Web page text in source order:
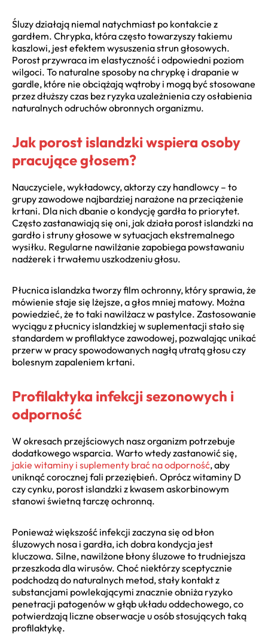
Śluzy działają niemal natychmiast po kontakcie z
gardłem. Chrypka, która często towarzyszy takiemu
kaszlowi, jest efektem wysuszenia strun głosowych.
Porost przywraca im elastyczność i odpowiedni poziom
wilgoci. To naturalne sposoby na chrypkę i drapanie w
gardle, które nie obciążają wątroby i mogą być stosowane
przez dłuższy czas bez ryzyka uzależnienia czy osłabienia
naturalnych odruchów obronnych organizmu.
Jak porost islandzki wspiera osoby
pracujące głosem?
Nauczyciele, wykładowcy, aktorzy czy handlowcy – to
grupy zawodowe najbardziej narażone na przeciążenie
krtani. Dla nich dbanie o kondycję gardła to priorytet.
Często zastanawiają się oni, jak działa porost islandzki na
gardło i struny głosowe w sytuacjach ekstremalnego
wysiłku. Regularne nawilżanie zapobiega powstawaniu
nadżerek i trwałemu uszkodzeniu głosu.
Płucnica islandzka tworzy film ochronny, który sprawia, że
mówienie staje się lżejsze, a głos mniej matowy. Można
powiedzieć, że to taki nawilżacz w pastylce. Zastosowanie
wyciągu z płucnicy islandzkiej w suplementacji stało się
standardem w profilaktyce zawodowej, pozwalając unikać
przerw w pracy spowodowanych nagłą utratą głosu czy
bolesnym zapaleniem krtani.
Profilaktyka infekcji sezonowych i
odporność
W okresach przejściowych nasz organizm potrzebuje
dodatkowego wsparcia. Warto wtedy zastanowić się,
jakie witaminy i suplementy brać na odporność, aby
uniknąć corocznej fali przeziębień. Oprócz witaminy D
czy cynku, porost islandzki z kwasem askorbinowym
stanowi świetną tarczę ochronną.
Ponieważ większość infekcji zaczyna się od błon
śluzowych nosa i gardła, ich dobra kondycja jest
kluczowa. Silne, nawilżone błony śluzowe to trudniejsza
przeszkoda dla wirusów. Choć niektórzy sceptycznie
podchodzą do naturalnych metod, stały kontakt z
substancjami powlekającymi znacznie obniża ryzyko
penetracji patogenów w głąb układu oddechowego, co
potwierdzają liczne obserwacje u osób stosujących taką
profilaktykę.